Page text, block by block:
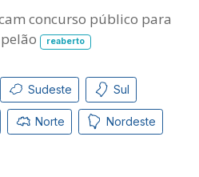
concurso público para
reaberto
Sudeste Sul
Norte Nordeste